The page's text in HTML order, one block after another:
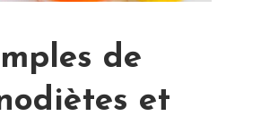
de
et